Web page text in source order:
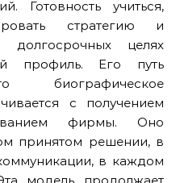
Готовность учиться,
стратегию и
целях
профиль. Его путь
биографическое
с получением
фирмы. Оно
принятом решении, в
в каждом